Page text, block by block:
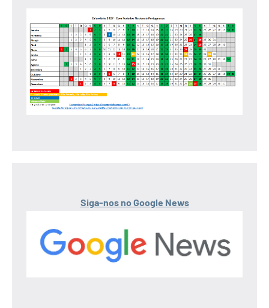
Siga-nos no Google News